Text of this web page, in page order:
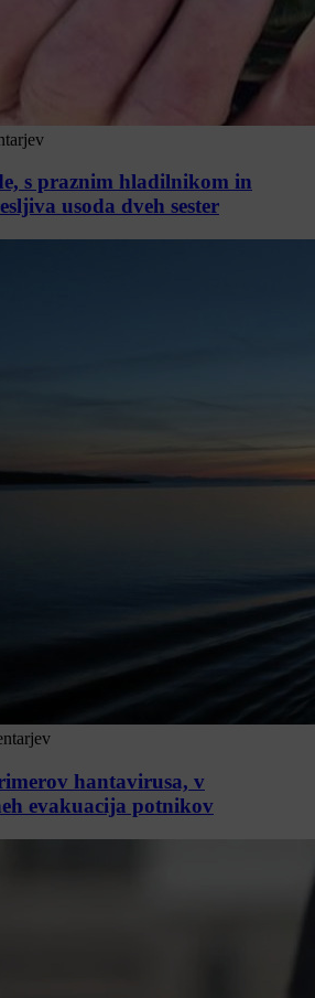
s praznim hladilnikom in
usoda dveh sester
hantavirusa, v
evakuacija potnikov